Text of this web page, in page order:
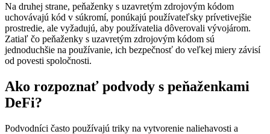
Na druhej strane, peňaženky s uzavretým zdrojovým kódom
uchovávajú kód v súkromí, ponúkajú používateľsky prívetivejšie
prostredie, ale vyžadujú, aby používatelia dôverovali vývojárom.
Zatiaľ čo peňaženky s uzavretým zdrojovým kódom sú
jednoduchšie na používanie, ich bezpečnosť do veľkej miery závisí
od povesti spoločnosti.
Ako rozpoznať podvody s peňaženkami
DeFi?
Podvodníci často používajú triky na vytvorenie naliehavosti a